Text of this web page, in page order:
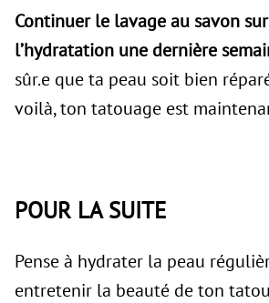
Continuer le lavage au savon
l’hydratation une dernière
sûr.e que ta peau soit bien
voilà, ton tatouage est
POUR LA SUITE
Pense à hydrater la peau
entretenir la beauté de ton